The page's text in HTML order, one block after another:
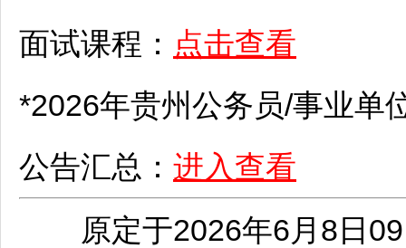
面试课程： 点击查看
*2026年贵州公务员/事业单
公告汇总： 进入查看
原定于2026年6月8日